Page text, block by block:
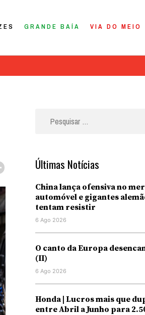
GRANDE BAÍA VIA DO MEIO
Últimas Notícias
China lança ofensiva no
automóvel e gigantes
tentam resistir
6 Ago 2026
O canto da Europa
(II)
6 Ago 2026
Honda | Lucros mais que
entre Abril a Junho para